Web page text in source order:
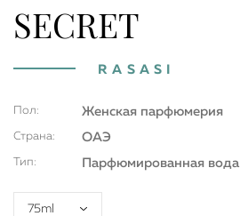
SECRET
RASASI
Пол: Женская парфюмерия
Страна: ОАЭ
Тип: Парфюмированная вода
75ml